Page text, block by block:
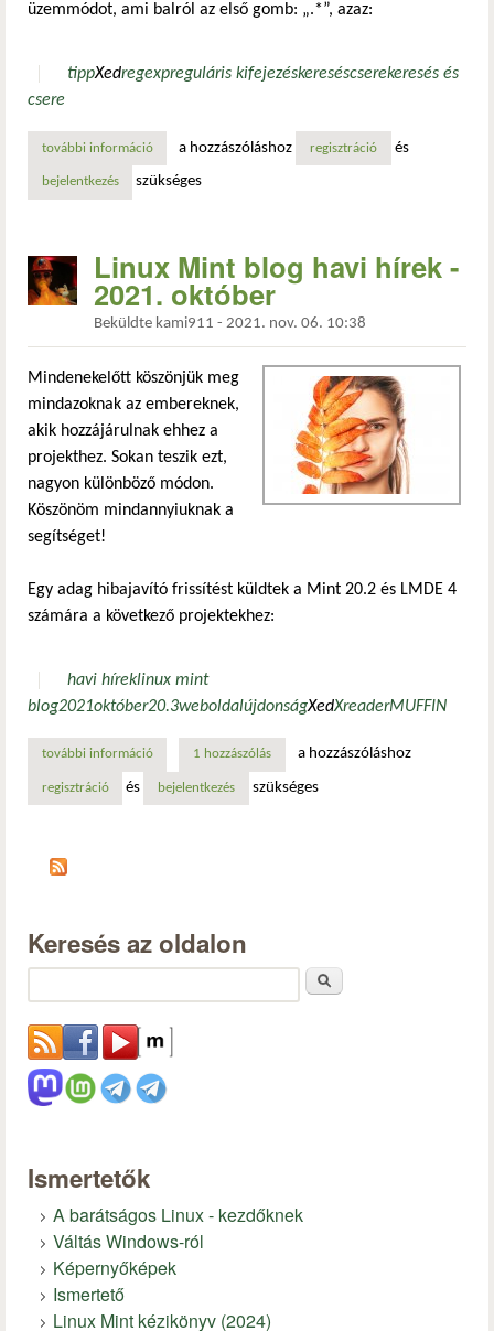
üzemmódot, ami balról az első gomb: „.*”, azaz:
tippXedregexpreguláris kifejezéskereséscserekeresés és
csere
további információxed tipp: keresés a xed-ben tartalommal kapcsolatosan
a hozzászóláshoz regisztráció és
bejelentkezés szükséges
Linux Mint blog havi hírek -
2021. október
Beküldte kami911 - 2021. nov. 06. 10:38
Mindenekelőtt köszönjük meg
mindazoknak az embereknek,
akik hozzájárulnak ehhez a
projekthez. Sokan teszik ezt,
nagyon különböző módon.
Köszönöm mindannyiuknak a
segítséget!
Egy adag hibajavító frissítést küldtek a Mint 20.2 és LMDE 4
számára a következő projektekhez:
havi híreklinux mint
blog2021október20.3weboldalújdonságXedXreaderMUFFIN
további információlinux mint blog havi hírek - 2021. október tartalommal
1 hozzászólás a hozzászóláshoz
regisztráció és bejelentkezés szükséges
Keresés az oldalon
Ismertetők
A barátságos Linux - kezdőknek
Váltás Windows-ról
Képernyőképek
Ismertető
Linux Mint kézikönyv (2024)